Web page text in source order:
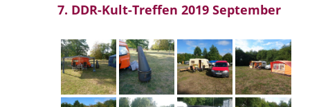
7. DDR-Kult-Treffen 2019 September